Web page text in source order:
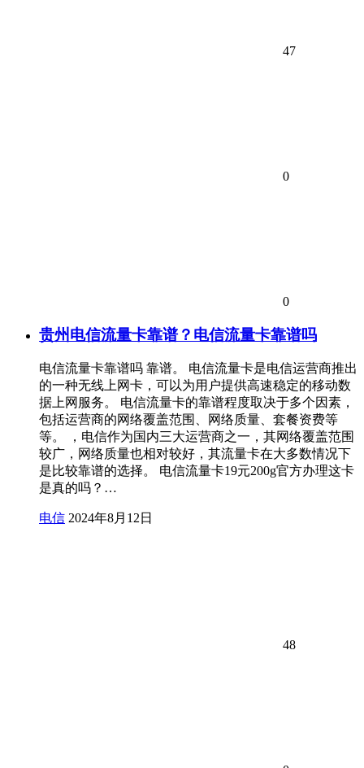
47
0
0
贵州电信流量卡靠谱？电信流量卡靠谱吗
电信流量卡靠谱吗 靠谱。 电信流量卡是电信运营商推出
的一种无线上网卡，可以为用户提供高速稳定的移动数
据上网服务。 电信流量卡的靠谱程度取决于多个因素，
包括运营商的网络覆盖范围、网络质量、套餐资费等
等。 ，电信作为国内三大运营商之一，其网络覆盖范围
较广，网络质量也相对较好，其流量卡在大多数情况下
是比较靠谱的选择。 电信流量卡19元200g官方办理这卡
是真的吗？…
电信 2024年8月12日
48